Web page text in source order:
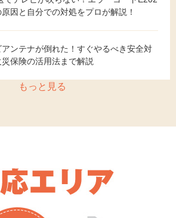
因と自分での対処をプロが解説！
ンテナが倒れた！すぐやるべき安全対
保険の活用法まで解説
もっと見る